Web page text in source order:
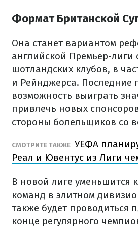
Формат Британской
Она станет вариантом
английской Премьер-лиги
шотландских клубов, в
и Рейнджерса. Последние
возможность выиграть
привлечь новых
стороны болельщиков со
СМОТРИТЕ ТАКЖЕ УЕФА
Реал и Ювентус из Лиги
В новой лиге уменьшится
команд в элитном
также будет проводиться
конце регулярного